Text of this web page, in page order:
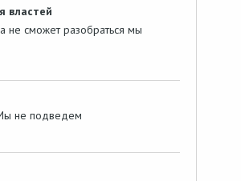
властей
не сможет разобраться мы
не подведем